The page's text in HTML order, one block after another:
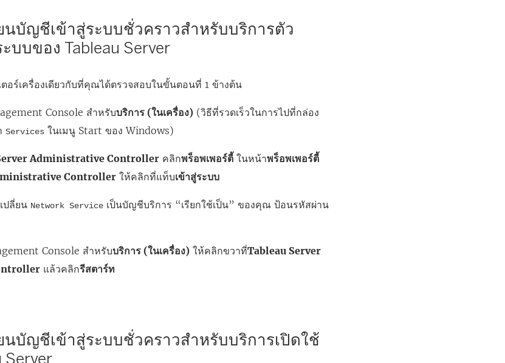
นบัญชีเข้าสู่ระบบชั่วคราวสำหรับบริการตัว
บบของ Tableau Server
อร์เครื่องเดียวกับที่คุณได้ตรวจสอบในขั้นตอนที่ 1 ข้างต้น
Console สำหรับบริการ (ในเครื่อง) (วิธีที่รวดเร็วในการไปที่กล่อง
Services ในเมนู Start ของ Windows)
Administrative Controller คลิกพร็อพเพอร์ตี้ ในหน้าพร็อพเพอร์ตี้
Controller ให้คลิกที่แท็บเข้าสู่ระบบ
ปลี่ยน Network Service เป็นบัญชีบริการ “เรียกใช้เป็น” ของคุณ ป้อนรหัสผ่าน
Console สำหรับบริการ (ในเครื่อง) ให้คลิกขวาที่Tableau Server
แล้วคลิกรีสตาร์ท
บัญชีเข้าสู่ระบบชั่วคราวสำหรับบริการเปิดใช้
Server